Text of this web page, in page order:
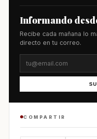
Informando
Recibe cada mañana lo
directo en tu correo.
COMPARTIR